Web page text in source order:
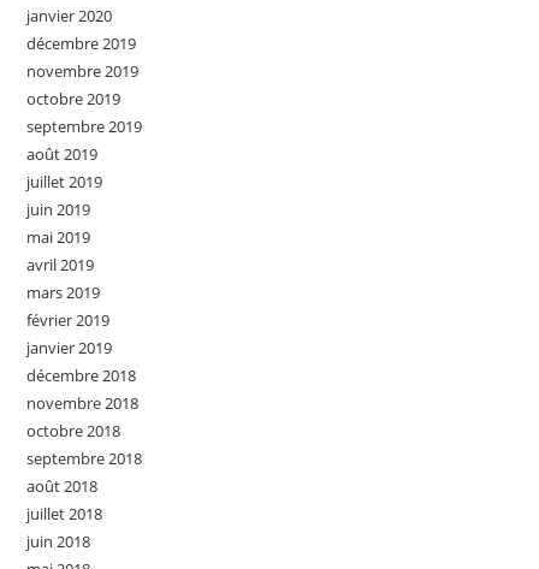
janvier 2020
décembre 2019
novembre 2019
octobre 2019
septembre 2019
août 2019
juillet 2019
juin 2019
mai 2019
avril 2019
mars 2019
février 2019
janvier 2019
décembre 2018
novembre 2018
octobre 2018
septembre 2018
août 2018
juillet 2018
juin 2018